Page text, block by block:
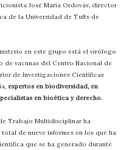
José María Ordovás, director
de la Universidad de Tufts de
en este grupo está el virólogo
de vacunas del Centro Nacional de
de Investigaciones Científicas
expertos en biodiversidad, en
en bioética y derecho.
Trabajo Multidisciplinar ha
de nueve informes en los que ha
que se ha generado durante